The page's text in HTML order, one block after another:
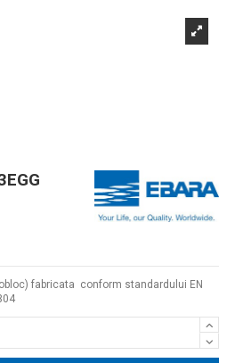
fabricata conform standardului EN